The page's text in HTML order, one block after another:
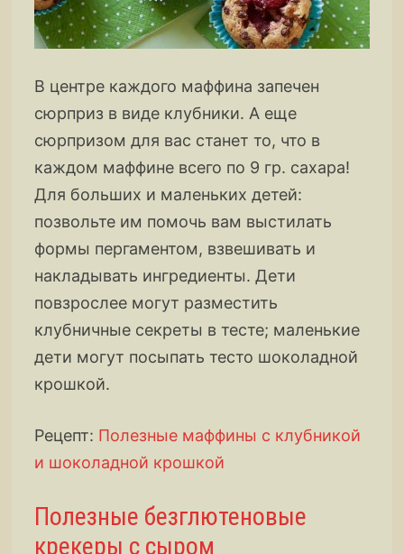
В центре каждого маффина запечен
сюрприз в виде клубники. А еще
сюрпризом для вас станет то, что в
каждом маффине всего по 9 гр. сахара!
Для больших и маленьких детей:
позвольте им помочь вам выстилать
формы пергаментом, взвешивать и
накладывать ингредиенты. Дети
повзрослее могут разместить
клубничные секреты в тесте; маленькие
дети могут посыпать тесто шоколадной
крошкой.
Рецепт: Полезные маффины с клубникой
и шоколадной крошкой
Полезные безглютеновые
крекеры с сыром